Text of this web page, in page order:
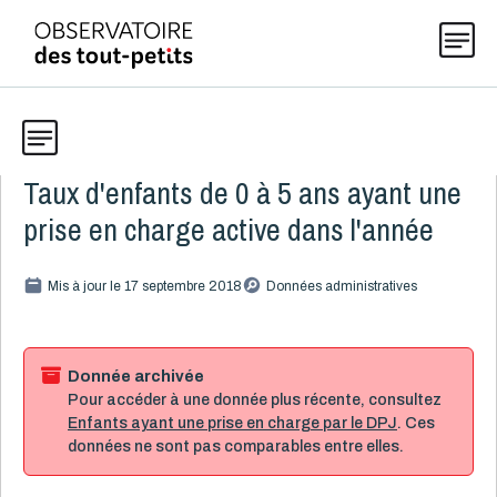
Thématiques
Explorer les données 0-5
Actualités
À propos
Données
Toute la liste (199)
Allaitement
Caractéristiques de la famille
Démographie
Développement 16
Taux d'enfants de 0 à 5 ans ayant une
prise en charge active dans l'année
Mis à jour le 17 septembre 2018 Données administratives
Donnée archivée
Pour accéder à une donnée plus récente, consultez
Enfants ayant une prise en charge par le DPJ. Ces
données ne sont pas comparables entre elles.